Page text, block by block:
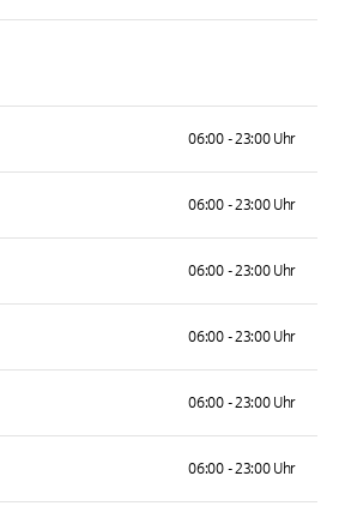
06:00 - 23:00 Uhr
06:00 - 23:00 Uhr
06:00 - 23:00 Uhr
06:00 - 23:00 Uhr
06:00 - 23:00 Uhr
06:00 - 23:00 Uhr